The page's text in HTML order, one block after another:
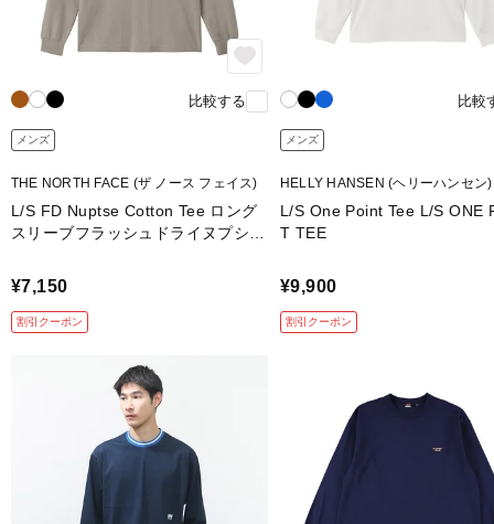
比較する
メンズ
THE NORTH FACE (ザ ノース フェイス)
L/S FD Nuptse Cotton Tee ロング
スリーブフラッシュドライヌプシコ
¥7,150
割引クーポン
比較
メンズ
HELLY HANSEN (ヘリーハンセン)
L/S One Point Tee L/S ONE
T TEE
¥9,900
割引クーポン